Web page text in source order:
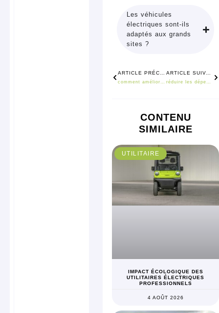
Les véhicules
électriques sont-ils
adaptés aux grands
sites ?
comment améliorer les déplacements dans un camping grâce à la mobilité électrique ?
ARTICLE SUIVANT
réduire les dépenses de votre entreprise grâce à une flotte électrique
CONTENU
SIMILAIRE
UTILITAIRE
IMPACT ÉCOLOGIQUE DES
UTILITAIRES ÉLECTRIQUES
PROFESSIONNELS
4 AOÛT 2026